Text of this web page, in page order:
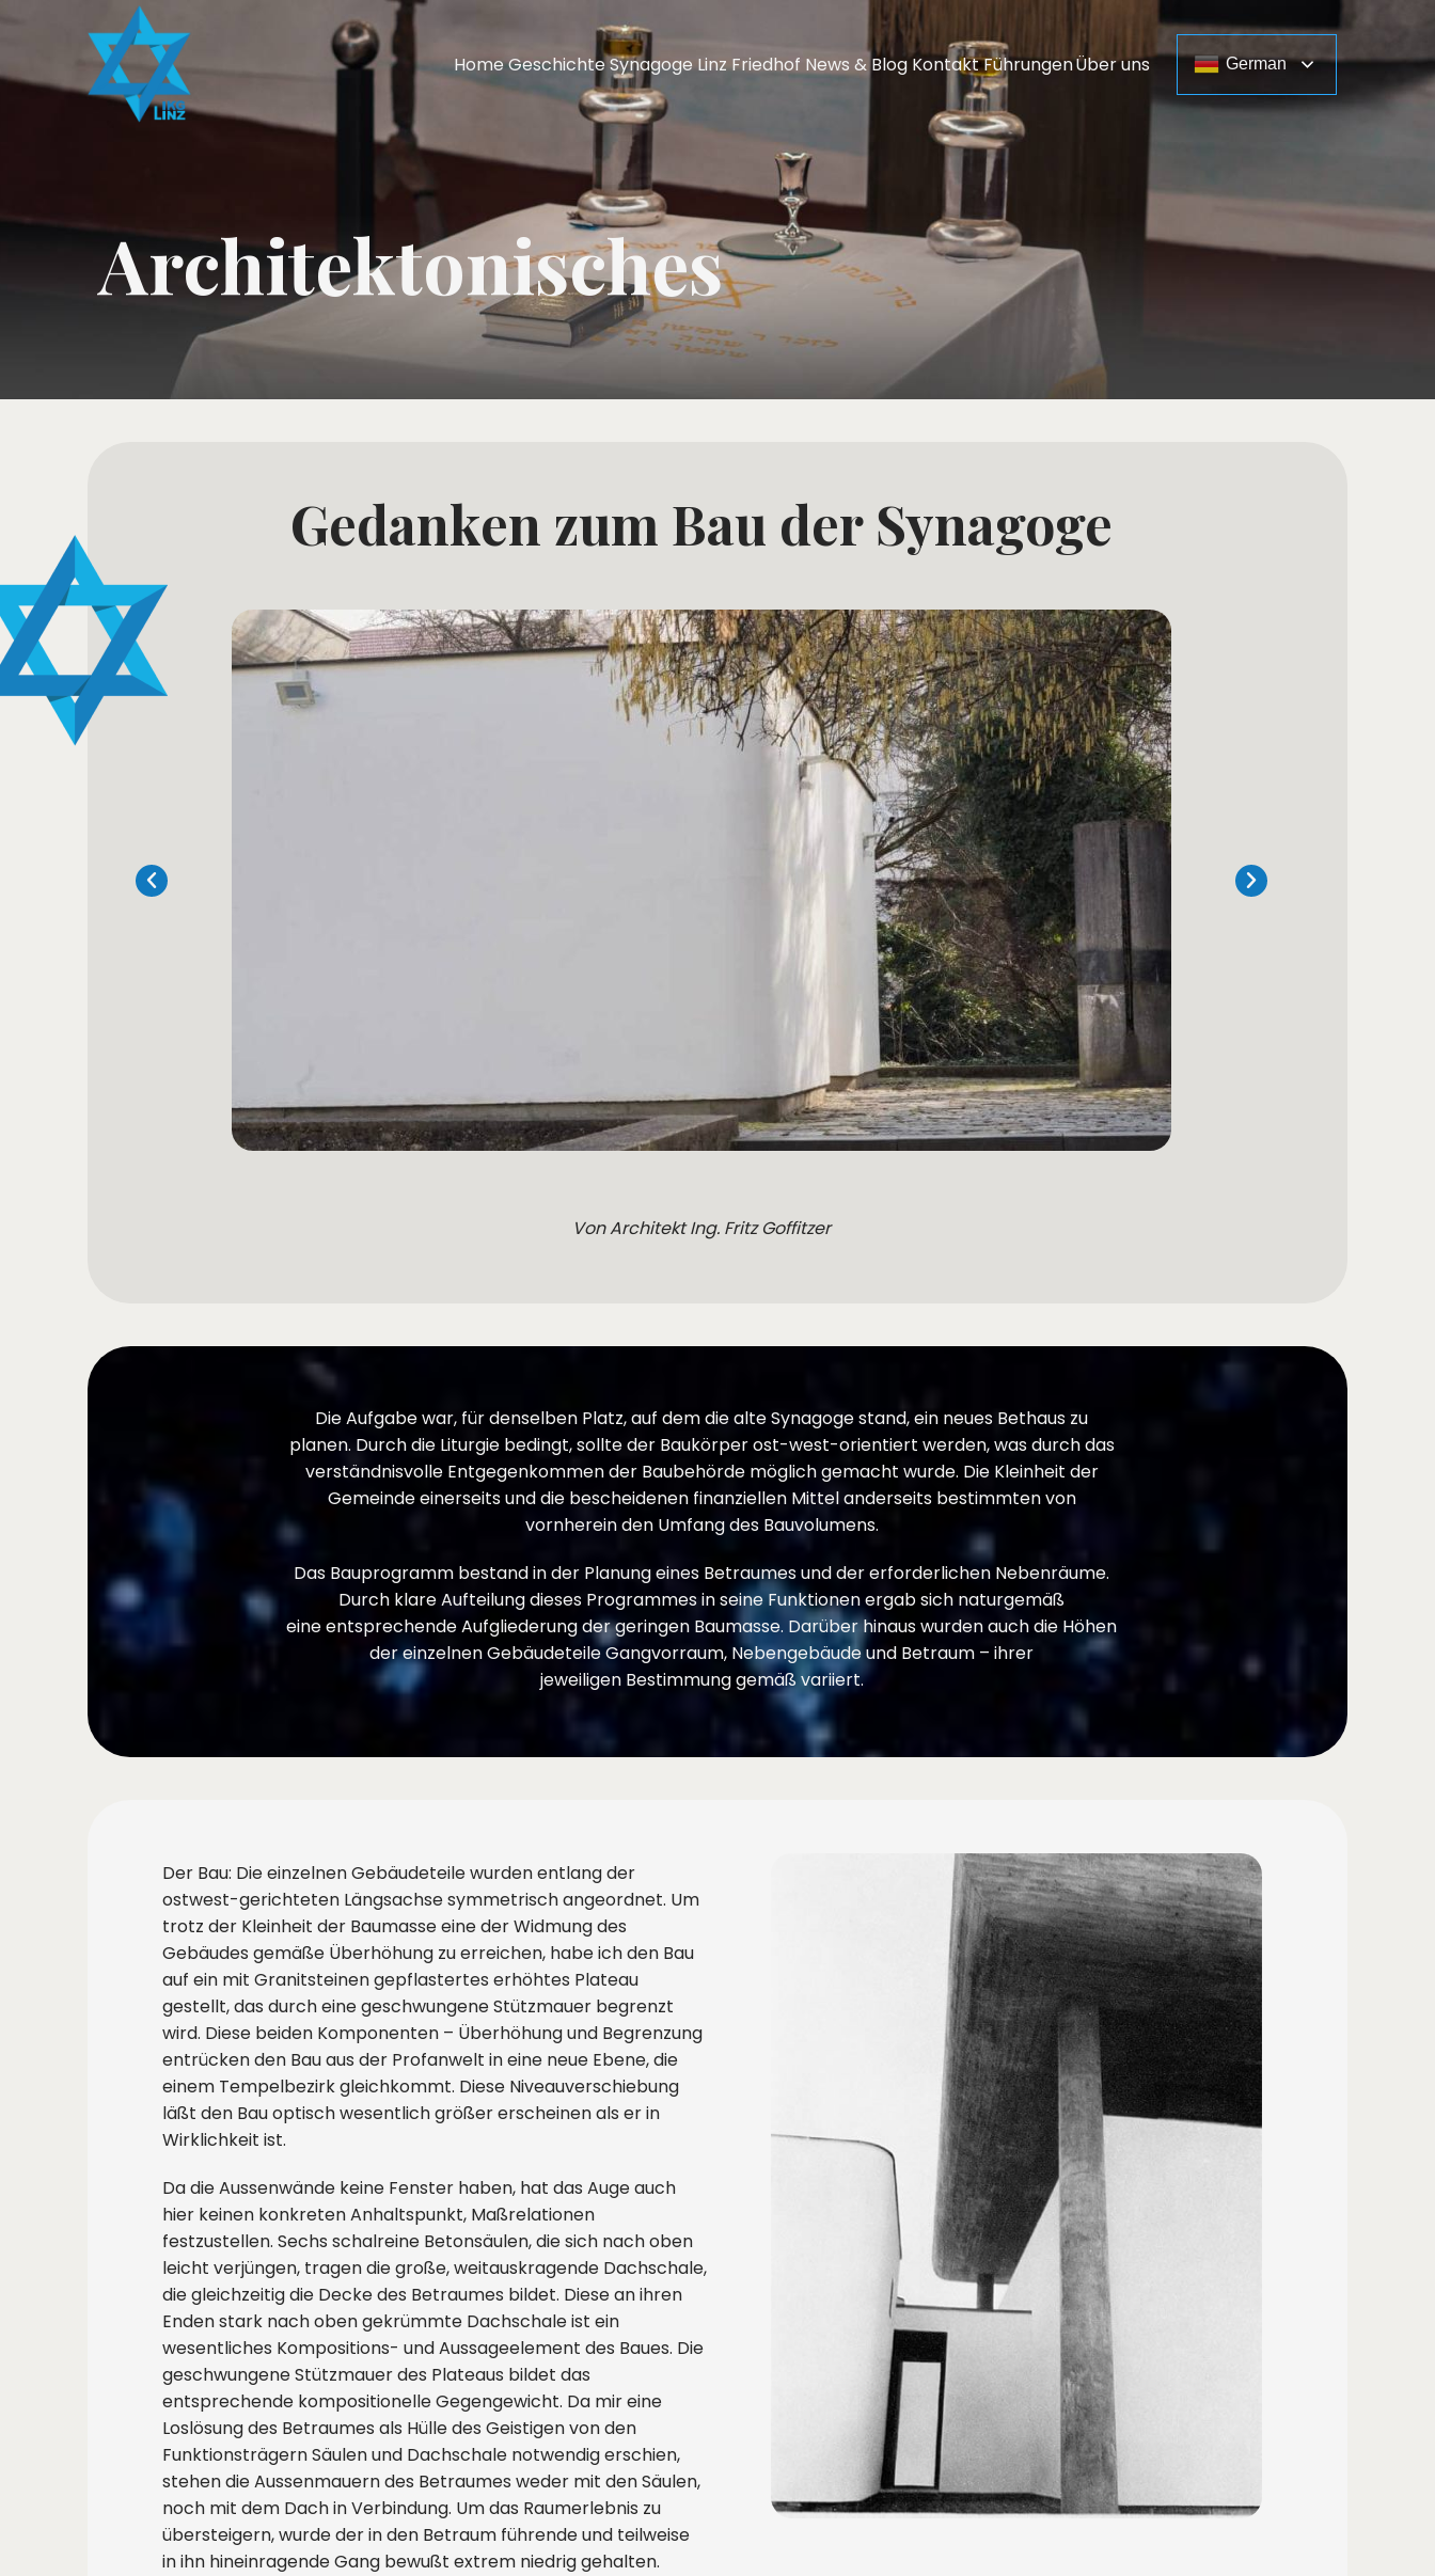
HomeGeschichteSynagoge LinzFriedhof News & Blog KontaktFührungenÜber uns German
Architektonisches
Gedanken zum Bau der Synagoge
Von Architekt Ing. Fritz Goffitzer
Die Aufgabe war, für denselben Platz, auf dem die alte Synagoge stand, ein neues Bethaus zu
planen. Durch die Liturgie bedingt, sollte der Baukörper ost-west-orientiert werden, was durch das
verständnisvolle Entgegenkommen der Baubehörde möglich gemacht wurde. Die Kleinheit der
Gemeinde einerseits und die bescheidenen finanziellen Mittel anderseits bestimmten von
vornherein den Umfang des Bauvolumens.
Das Bauprogramm bestand in der Planung eines Betraumes und der erforderlichen Nebenräume.
Durch klare Aufteilung dieses Programmes in seine Funktionen ergab sich naturgemäß
eine entsprechende Aufgliederung der geringen Baumasse. Darüber hinaus wurden auch die Höhen
der einzelnen Gebäudeteile Gangvorraum, Nebengebäude und Betraum – ihrer
jeweiligen Bestimmung gemäß variiert.
Der Bau: Die einzelnen Gebäudeteile wurden entlang der
ostwest-gerichteten Längsachse symmetrisch angeordnet. Um
trotz der Kleinheit der Baumasse eine der Widmung des
Gebäudes gemäße Überhöhung zu erreichen, habe ich den Bau
auf ein mit Granitsteinen gepflastertes erhöhtes Plateau
gestellt, das durch eine geschwungene Stützmauer begrenzt
wird. Diese beiden Komponenten – Überhöhung und Begrenzung
entrücken den Bau aus der Profanwelt in eine neue Ebene, die
einem Tempelbezirk gleichkommt. Diese Niveauverschiebung
läßt den Bau optisch wesentlich größer erscheinen als er in
Wirklichkeit ist.
Da die Aussenwände keine Fenster haben, hat das Auge auch
hier keinen konkreten Anhaltspunkt, Maßrelationen
festzustellen. Sechs schalreine Betonsäulen, die sich nach oben
leicht verjüngen, tragen die große, weitauskragende Dachschale,
die gleichzeitig die Decke des Betraumes bildet. Diese an ihren
Enden stark nach oben gekrümmte Dachschale ist ein
wesentliches Kompositions- und Aussageelement des Baues. Die
geschwungene Stützmauer des Plateaus bildet das
entsprechende kompositionelle Gegengewicht. Da mir eine
Loslösung des Betraumes als Hülle des Geistigen von den
Funktionsträgern Säulen und Dachschale notwendig erschien,
stehen die Aussenmauern des Betraumes weder mit den Säulen,
noch mit dem Dach in Verbindung. Um das Raumerlebnis zu
übersteigern, wurde der in den Betraum führende und teilweise
in ihn hineinragende Gang bewußt extrem niedrig gehalten.